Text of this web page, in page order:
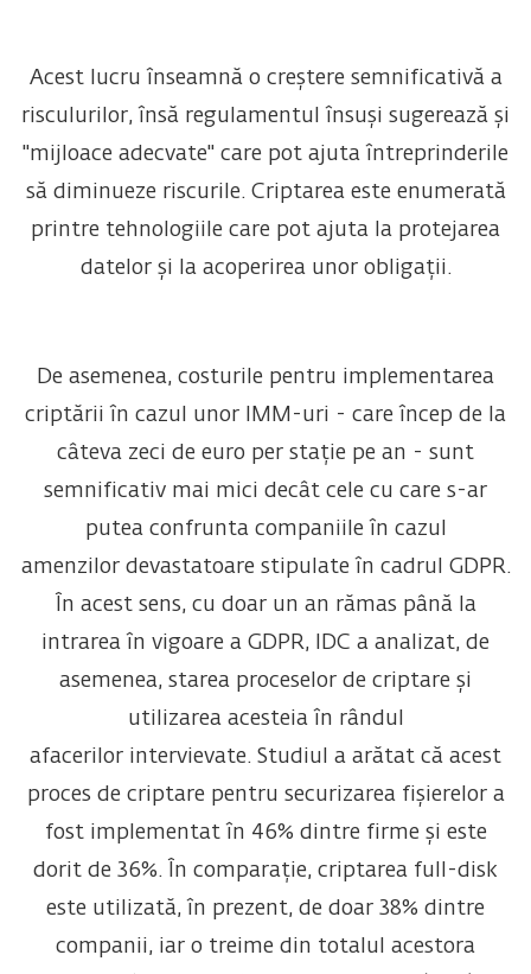
Acest lucru înseamnă o creștere semnificativă a
risculurilor, însă regulamentul însuși sugerează și
"mijloace adecvate" care pot ajuta întreprinderile
să diminueze riscurile. Criptarea este enumerată
printre tehnologiile care pot ajuta la protejarea
datelor și la acoperirea unor obligații.
De asemenea, costurile pentru implementarea
criptării în cazul unor IMM-uri - care încep de la
câteva zeci de euro per stație pe an - sunt
semnificativ mai mici decât cele cu care s-ar
putea confrunta companiile în cazul
amenzilor devastatoare stipulate în cadrul GDPR.
În acest sens, cu doar un an rămas până la
intrarea în vigoare a GDPR, IDC a analizat, de
asemenea, starea proceselor de criptare și
utilizarea acesteia în rândul
afacerilor intervievate. Studiul a arătat că acest
proces de criptare pentru securizarea fișierelor a
fost implementat în 46% dintre firme și este
dorit de 36%. În comparație, criptarea full-disk
este utilizată, în prezent, de doar 38% dintre
companii, iar o treime din totalul acestora